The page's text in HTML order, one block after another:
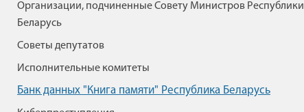
Организации, подчиненные Совету Министров Республики
Беларусь
Советы депутатов
Исполнительные комитеты
Банк данных "Книга памяти" Республика Беларусь